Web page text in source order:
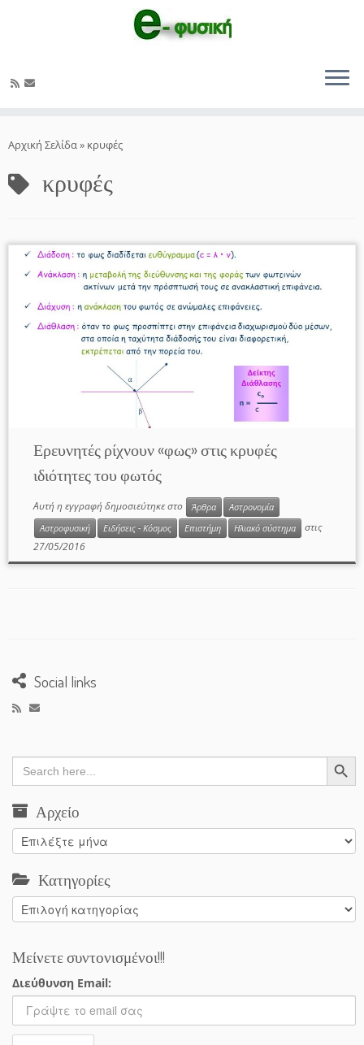
στο
Αρχική Σελίδα» κρυφές
κρυφές
Ερευνητές ρίχνουν «φως» στις κρυφές
ιδιότητες του φωτός
Αυτή η εγγραφή δημοσιεύτηκε στο Άρθρα
Αστρονομία
Αστροφυσική
Ειδήσεις - Κόσμος Επιστήμη Ηλιακό σύστημα
στις
27/05/2016
Social links
Search
for:
Search Button
Αρχείο
Αρχείο
Κατηγορίες
Κατηγορίες
Μείνετε συντονισμένοι!!!
Διεύθυνση Email: